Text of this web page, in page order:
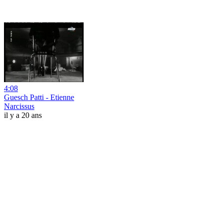
4:08
Guesch Patti - Etienne
Narcissus
il y a 20 ans